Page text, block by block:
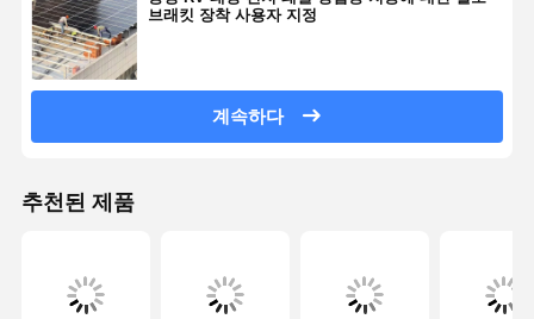
브래킷 장착 사용자 지정
계속하다
추천된 제품